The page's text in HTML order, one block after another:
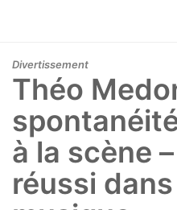
Divertissement
Théo
à la scène
réussi